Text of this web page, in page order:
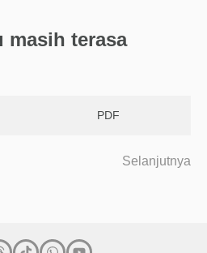
masih terasa
PDF
Selanjutnya